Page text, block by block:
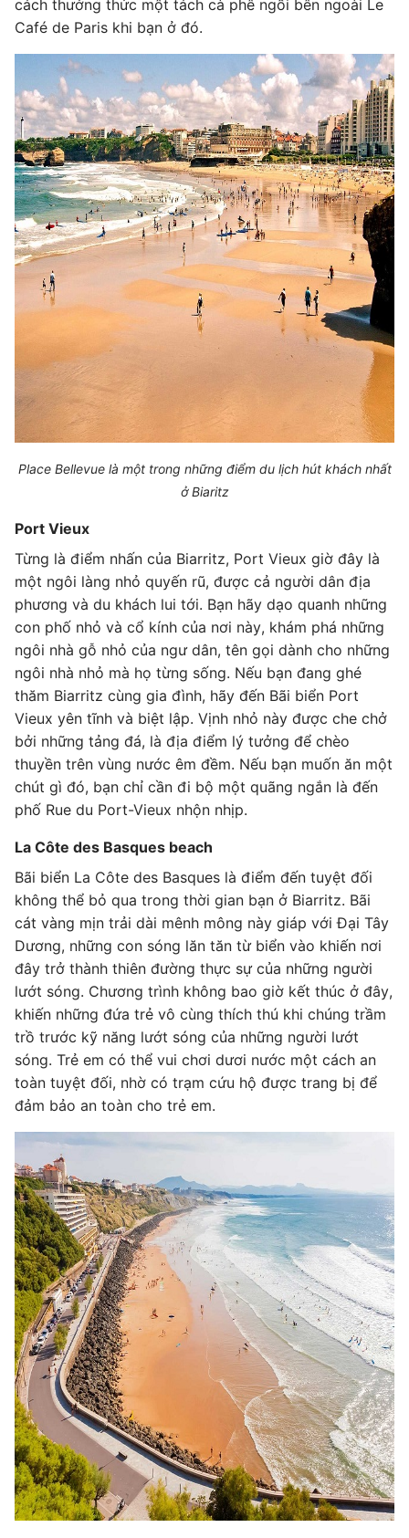
cách thưởng thức một tách cà phê ngồi bên ngoài Le
Café de Paris khi bạn ở đó.
Place Bellevue là một trong những điểm du lịch hút khách nhất
ở Biaritz
Port Vieux
Từng là điểm nhấn của Biarritz, Port Vieux giờ đây là
một ngôi làng nhỏ quyến rũ, được cả người dân địa
phương và du khách lui tới. Bạn hãy dạo quanh những
con phố nhỏ và cổ kính của nơi này, khám phá những
ngôi nhà gỗ nhỏ của ngư dân, tên gọi dành cho những
ngôi nhà nhỏ mà họ từng sống. Nếu bạn đang ghé
thăm Biarritz cùng gia đình, hãy đến Bãi biển Port
Vieux yên tĩnh và biệt lập. Vịnh nhỏ này được che chở
bởi những tảng đá, là địa điểm lý tưởng để chèo
thuyền trên vùng nước êm đềm. Nếu bạn muốn ăn một
chút gì đó, bạn chỉ cần đi bộ một quãng ngắn là đến
phố Rue du Port-Vieux nhộn nhịp.
La Côte des Basques beach
Bãi biển La Côte des Basques là điểm đến tuyệt đối
không thể bỏ qua trong thời gian bạn ở Biarritz. Bãi
cát vàng mịn trải dài mênh mông này giáp với Đại Tây
Dương, những con sóng lăn tăn từ biển vào khiến nơi
đây trở thành thiên đường thực sự của những người
lướt sóng. Chương trình không bao giờ kết thúc ở đây,
khiến những đứa trẻ vô cùng thích thú khi chúng trầm
trồ trước kỹ năng lướt sóng của những người lướt
sóng. Trẻ em có thể vui chơi dươi nước một cách an
toàn tuyệt đối, nhờ có trạm cứu hộ được trang bị để
đảm bảo an toàn cho trẻ em.